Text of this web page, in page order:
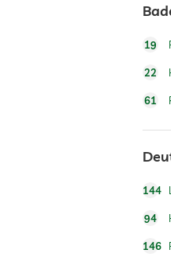
19
22
61
144
94
146